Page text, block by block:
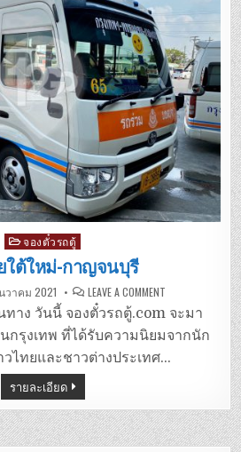
Posted
in
จองตั๋วรถตู้
ใต้ใหม่-กาญจนบุรี
วาคม 2021 LEAVE A COMMENTON
ตู้
สาย
ใต้
ใหม่-
ทาง วันนี้ จองตั๋วรถตู้.com จะมา
กรุงเทพ ที่ได้รับความนิยมจากนัก
วไทยและชาวต่างประเทศ…
รายละเอียด